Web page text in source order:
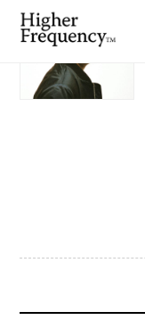
TAG: Influence